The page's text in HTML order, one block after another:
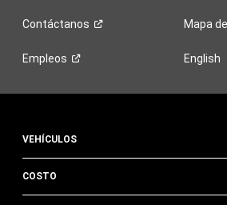
Contáctanos Mapa
Empleos English
VEHÍCULOS
COSTO